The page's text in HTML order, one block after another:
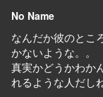
No Name
なんだか彼のとこ
かないような。。
真実かどうかわか
れるような人だし